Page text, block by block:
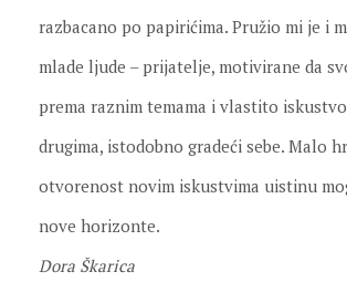
razbacano po papirićima. Pružio mi je i
mlade ljude – prijatelje, motivirane da
prema raznim temama i vlastito
drugima, istodobno gradeći sebe. Malo
otvorenost novim iskustvima uistinu
nove horizonte.
Dora Škarica